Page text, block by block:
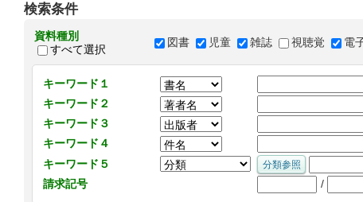
検索条件
資料種別
すべて選択
図書 児童 雑誌 視聴覚 電
キーワード１
キーワード２
キーワード３
キーワード４
キーワード５
請求記号
/